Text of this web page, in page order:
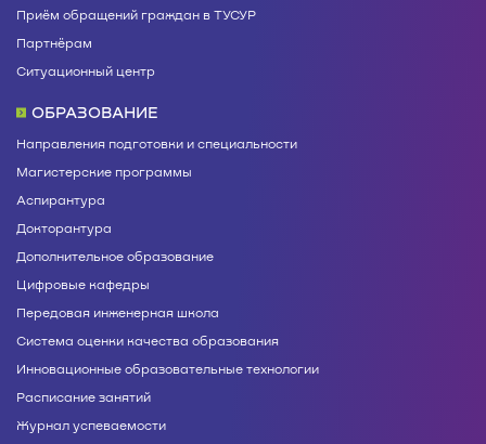
Приём обращений граждан в ТУСУР
Партнёрам
Ситуационный центр
ОБРАЗОВАНИЕ
Направления подготовки и специальности
Магистерские программы
Аспирантура
Докторантура
Дополнительное образование
Цифровые кафедры
Передовая инженерная школа
Система оценки качества образования
Инновационные образовательные технологии
Расписание занятий
Журнал успеваемости